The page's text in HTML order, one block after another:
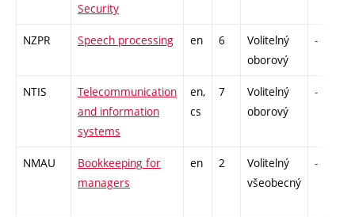
Security
NZPR Speech processing en 6
Volitelný
oborový
-
NTIS
Telecommunication
and information
systems
en,
cs
7
Volitelný
oborový
-
NMAU
Bookkeeping for
managers
en 2
Volitelný
všeobecný
-